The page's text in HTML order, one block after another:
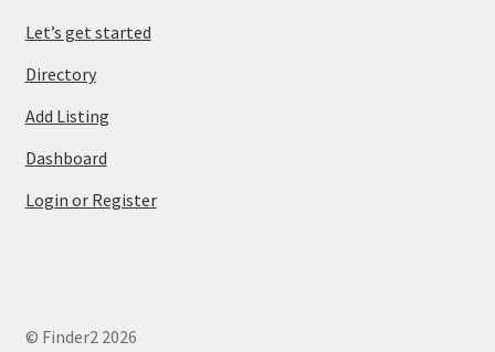
Let’s get started
Directory
Add Listing
Dashboard
Login or Register
© Finder2 2026